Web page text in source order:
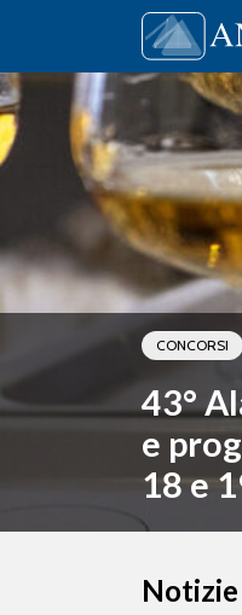
Main
CONCORSI
43°
e
18 e
Notizie